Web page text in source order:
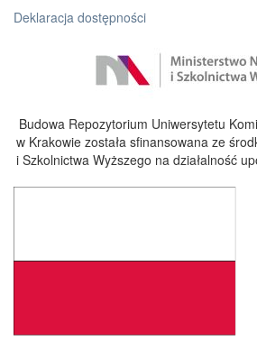
Deklaracja dostępności
Budowa Repozytorium Uniwersytetu
w Krakowie została sfinansowana ze
i Szkolnictwa Wyższego na działalność